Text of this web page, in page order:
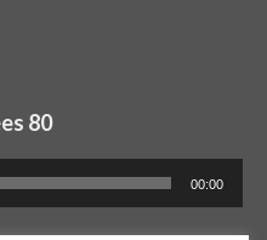
80
00:00